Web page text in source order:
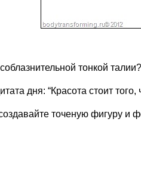
соблазнительной тонкой
дня: “Красота стоит
точеную фигуру и